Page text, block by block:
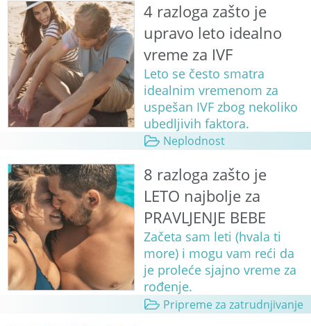
4 razloga zašto je
upravo leto idealno
vreme za IVF
Leto se često smatra
idealnim vremenom za
uspešan IVF zbog nekoliko
ubedljivih faktora.
Neplodnost
8 razloga zašto je
LETO najbolje za
PRAVLJENJE BEBE
Začeta sam leti (hvala ti
more) i mogu vam reći da
je proleće sjajno vreme za
rođenje.
Pripreme za zatrudnjivanje